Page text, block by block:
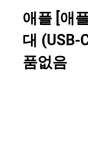
애플 [애
대 (USB-
품없음